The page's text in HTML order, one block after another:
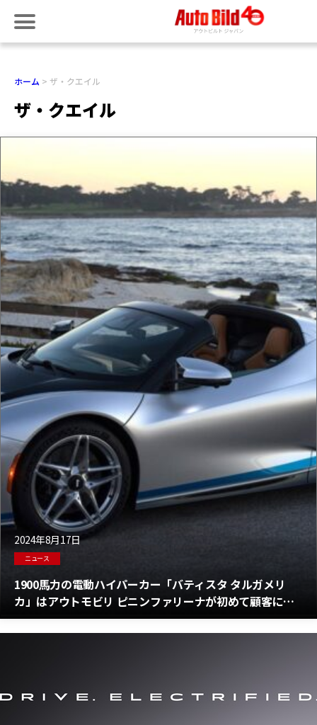
ホーム ザ・クエイル
ザ・クエイル
2024年8月17日
ニュース
1900馬力の電動ハイパーカー「バティスタ タルガメリ
カ」はアウトモビリ ピニンファリーナが初めて顧客に納
車したワンオフのコーチモデル